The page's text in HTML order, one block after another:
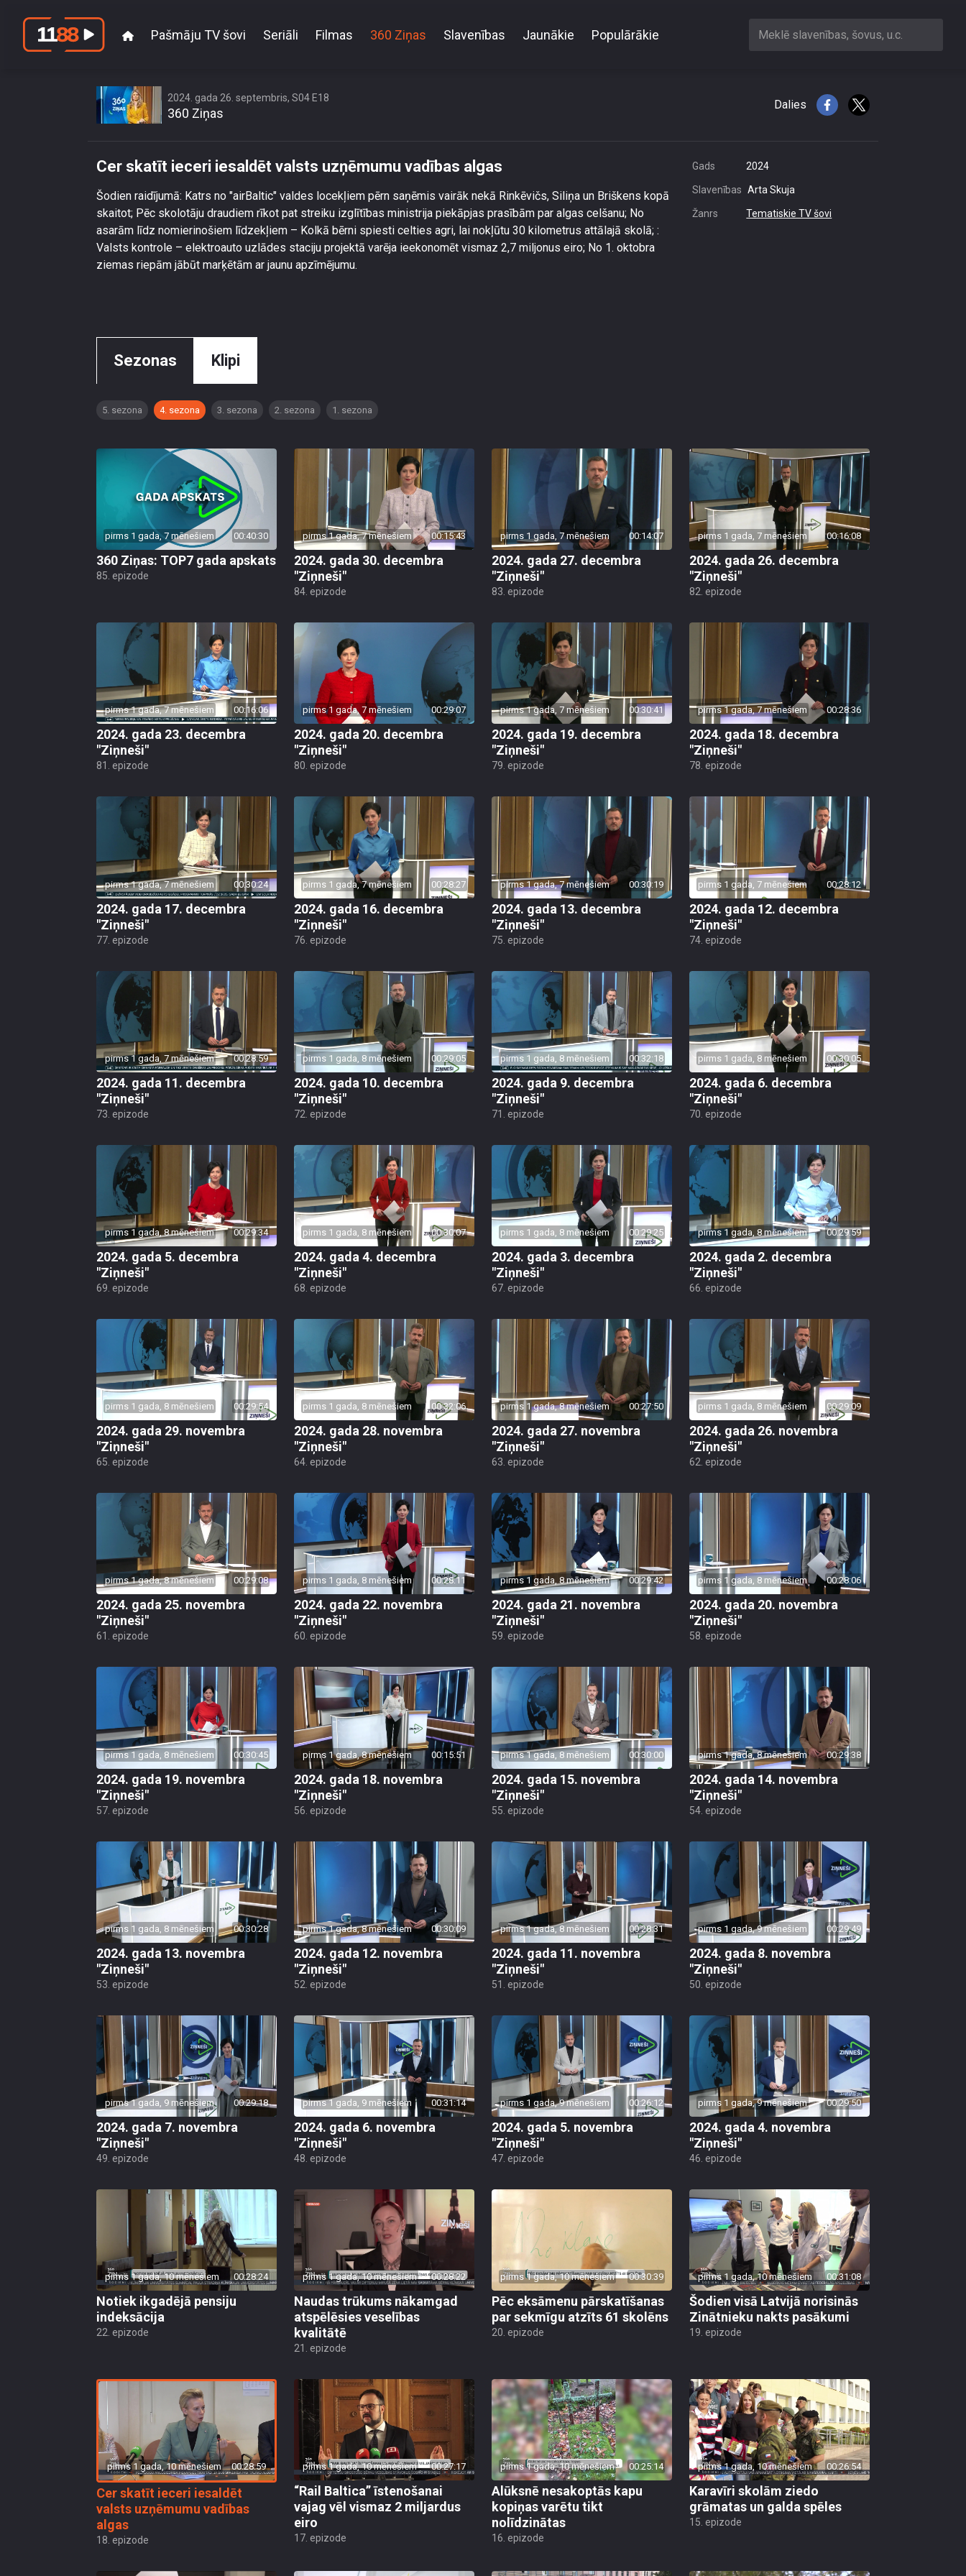
Pašmāju TV šovi Seriāli Filmas 360 Ziņas Slavenības Jaunākie Populārākie Meklē slavenības, šovus, u.c.
2024. gada 26. septembris, S04 E18
360 Ziņas
Dalies
Cer skatīt ieceri iesaldēt valsts uzņēmumu vadības algas
Šodien raidījumā: Katrs no "airBaltic" valdes locekļiem pērn saņēmis vairāk nekā Rinkēvičs, Siliņa un Briškens kopā
skaitot; Pēc skolotāju draudiem rīkot pat streiku izglītības ministrija piekāpjas prasībām par algas celšanu; No
asarām līdz nomierinošiem līdzekļiem – Kolkā bērni spiesti celties agri, lai nokļūtu 30 kilometrus attālajā skolā; :
Valsts kontrole – elektroauto uzlādes staciju projektā varēja ieekonomēt vismaz 2,7 miljonus eiro; No 1. oktobra
ziemas riepām jābūt marķētām ar jaunu apzīmējumu.
Gads 2024
Slavenības Arta Skuja
Žanrs Tematiskie TV šovi
Sezonas Klipi
5. sezona 4. sezona 3. sezona 2. sezona 1. sezona
pirms 1 gada, 7 mēnešiem 00:40:30
360 Ziņas: TOP7 gada apskats
85. epizode
pirms 1 gada, 7 mēnešiem 00:15:43
2024. gada 30. decembra
"Ziņneši"
84. epizode
pirms 1 gada, 7 mēnešiem 00:14:07
2024. gada 27. decembra
"Ziņneši"
83. epizode
pirms 1 gada, 7 mēnešiem 00:16:08
2024. gada 26. decembra
"Ziņneši"
82. epizode
pirms 1 gada, 7 mēnešiem 00:16:06
2024. gada 23. decembra
"Ziņneši"
81. epizode
pirms 1 gada, 7 mēnešiem 00:29:07
2024. gada 20. decembra
"Ziņneši"
80. epizode
pirms 1 gada, 7 mēnešiem 00:30:41
2024. gada 19. decembra
"Ziņneši"
79. epizode
pirms 1 gada, 7 mēnešiem 00:28:36
2024. gada 18. decembra
"Ziņneši"
78. epizode
pirms 1 gada, 7 mēnešiem 00:30:24
2024. gada 17. decembra
"Ziņneši"
77. epizode
pirms 1 gada, 7 mēnešiem 00:28:27
2024. gada 16. decembra
"Ziņneši"
76. epizode
pirms 1 gada, 7 mēnešiem 00:30:19
2024. gada 13. decembra
"Ziņneši"
75. epizode
pirms 1 gada, 7 mēnešiem 00:28:12
2024. gada 12. decembra
"Ziņneši"
74. epizode
pirms 1 gada, 7 mēnešiem 00:28:59
2024. gada 11. decembra
"Ziņneši"
73. epizode
pirms 1 gada, 8 mēnešiem 00:29:05
2024. gada 10. decembra
"Ziņneši"
72. epizode
pirms 1 gada, 8 mēnešiem 00:32:18
2024. gada 9. decembra
"Ziņneši"
71. epizode
pirms 1 gada, 8 mēnešiem 00:30:05
2024. gada 6. decembra
"Ziņneši"
70. epizode
pirms 1 gada, 8 mēnešiem 00:29:34
2024. gada 5. decembra
"Ziņneši"
69. epizode
pirms 1 gada, 8 mēnešiem 00:30:07
2024. gada 4. decembra
"Ziņneši"
68. epizode
pirms 1 gada, 8 mēnešiem 00:29:25
2024. gada 3. decembra
"Ziņneši"
67. epizode
pirms 1 gada, 8 mēnešiem 00:29:59
2024. gada 2. decembra
"Ziņneši"
66. epizode
pirms 1 gada, 8 mēnešiem 00:29:54
2024. gada 29. novembra
"Ziņneši"
65. epizode
pirms 1 gada, 8 mēnešiem 00:32:06
2024. gada 28. novembra
"Ziņneši"
64. epizode
pirms 1 gada, 8 mēnešiem 00:27:50
2024. gada 27. novembra
"Ziņneši"
63. epizode
pirms 1 gada, 8 mēnešiem 00:29:09
2024. gada 26. novembra
"Ziņneši"
62. epizode
pirms 1 gada, 8 mēnešiem 00:29:08
2024. gada 25. novembra
"Ziņneši"
61. epizode
pirms 1 gada, 8 mēnešiem 00:28:11
2024. gada 22. novembra
"Ziņneši"
60. epizode
pirms 1 gada, 8 mēnešiem 00:29:42
2024. gada 21. novembra
"Ziņneši"
59. epizode
pirms 1 gada, 8 mēnešiem 00:28:06
2024. gada 20. novembra
"Ziņneši"
58. epizode
pirms 1 gada, 8 mēnešiem 00:30:45
2024. gada 19. novembra
"Ziņneši"
57. epizode
pirms 1 gada, 8 mēnešiem 00:15:51
2024. gada 18. novembra
"Ziņneši"
56. epizode
pirms 1 gada, 8 mēnešiem 00:30:00
2024. gada 15. novembra
"Ziņneši"
55. epizode
pirms 1 gada, 8 mēnešiem 00:29:38
2024. gada 14. novembra
"Ziņneši"
54. epizode
pirms 1 gada, 8 mēnešiem 00:30:28
2024. gada 13. novembra
"Ziņneši"
53. epizode
pirms 1 gada, 8 mēnešiem 00:30:09
2024. gada 12. novembra
"Ziņneši"
52. epizode
pirms 1 gada, 8 mēnešiem 00:28:31
2024. gada 11. novembra
"Ziņneši"
51. epizode
pirms 1 gada, 9 mēnešiem 00:29:49
2024. gada 8. novembra
"Ziņneši"
50. epizode
pirms 1 gada, 9 mēnešiem 00:29:18
2024. gada 7. novembra
"Ziņneši"
49. epizode
pirms 1 gada, 9 mēnešiem 00:31:14
2024. gada 6. novembra
"Ziņneši"
48. epizode
pirms 1 gada, 9 mēnešiem 00:26:12
2024. gada 5. novembra
"Ziņneši"
47. epizode
pirms 1 gada, 9 mēnešiem 00:29:50
2024. gada 4. novembra
"Ziņneši"
46. epizode
pirms 1 gada, 10 mēnešiem 00:28:24
Notiek ikgadējā pensiju
indeksācija
22. epizode
pirms 1 gada, 10 mēnešiem 00:28:22
Naudas trūkums nākamgad
atspēlēsies veselības
kvalitātē
21. epizode
pirms 1 gada, 10 mēnešiem 00:30:39
Pēc eksāmenu pārskatīšanas
par sekmīgu atzīts 61 skolēns
20. epizode
pirms 1 gada, 10 mēnešiem 00:31:08
Šodien visā Latvijā norisinās
Zinātnieku nakts pasākumi
19. epizode
pirms 1 gada, 10 mēnešiem 00:28:59
Cer skatīt ieceri iesaldēt
valsts uzņēmumu vadības
algas
18. epizode
pirms 1 gada, 10 mēnešiem 00:27:17
“Rail Baltica” īstenošanai
vajag vēl vismaz 2 miljardus
eiro
17. epizode
pirms 1 gada, 10 mēnešiem 00:25:14
Alūksnē nesakoptās kapu
kopiņas varētu tikt
nolīdzinātas
16. epizode
pirms 1 gada, 10 mēnešiem 00:26:54
Karavīri skolām ziedo
grāmatas un galda spēles
15. epizode